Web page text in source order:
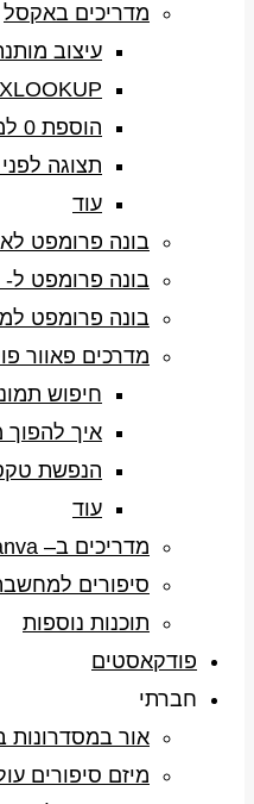
מדריכים באקסל
עיצוב
XLOOKUP שימוש בסיסי
הוספת 0 למספר טלפון עם Power Query
תצוגה
עוד
בונה פרומפט
בונה פרומפט ל- AI
בונה פרומפט
מדרכים פאוור
חיפוש
איך להפוך
הנפשת
עוד
מדריכים ב– canva
סיפורים
תוכנות נוספות
פודקאסטים
חברתי
אור במסדרונות
מיזם סיפורים